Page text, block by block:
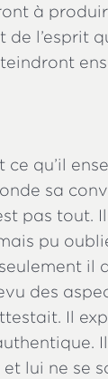
à
de l’esprit
qu’il
sa
pas tout.
pu
il
des
Il
Il
lui ne se